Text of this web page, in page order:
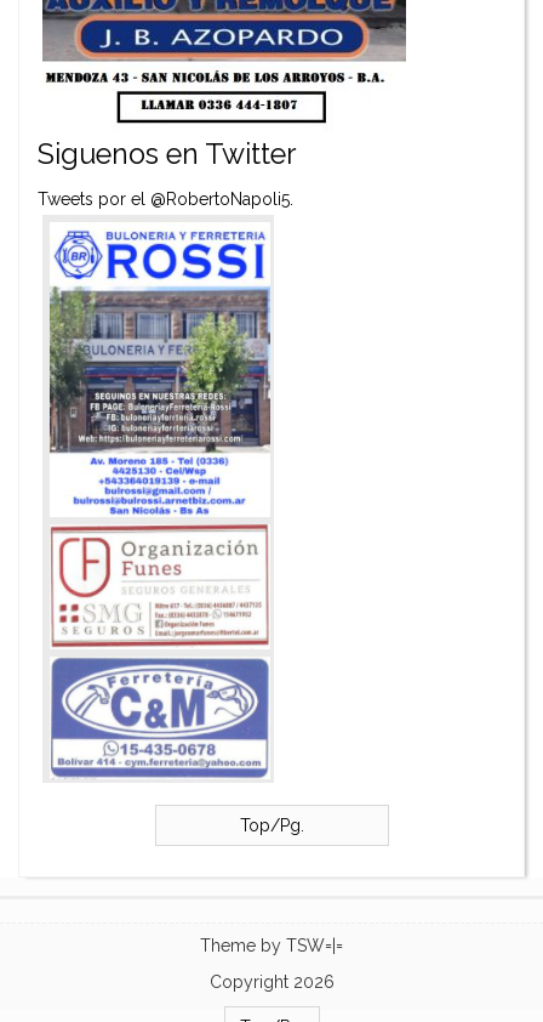
Siguenos en Twitter
Tweets por el @RobertoNapoli5.
Top/Pg.
Theme by TSW=|=
Copyright 2026